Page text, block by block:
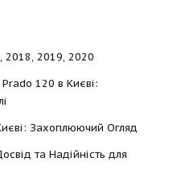
2018, 2019, 2020
120 в Києві:
Захоплюючий Огляд
та Надійність для